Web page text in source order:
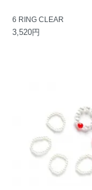
6 RING CLEAR
3,520円